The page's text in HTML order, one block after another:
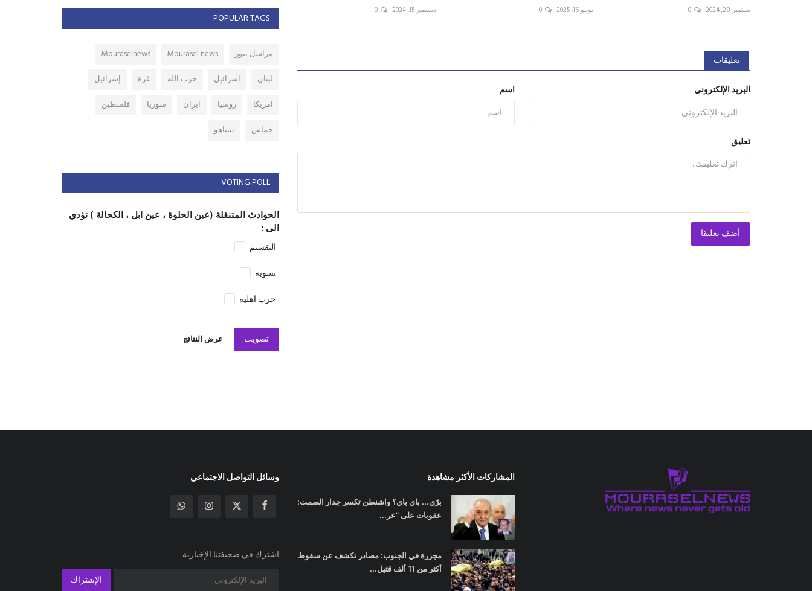
سبتمبر 28, 2024 0 يونيو 16, 2025 0 ديسمبر 15, 2024 0
تعليقات
اسم البريد الإلكتروني
تعليق
أضف تعليقا
POPULAR TAGS
مراسل نيوز Mourasel news
Mouraselnews
لبنان
اسرائيل حزب الله غزة
إسرائيل
امريكا
روسيا ايران سوريا
فلسطين
حماس
نتنياهو
VOTING POLL
الحوادث المتنقلة (عين الحلوة ، عين ابل ، الكحالة ) تؤدي
الى :
التقسيم
تسوية
حرب اهلية
تصويت عرض النتائج
المشاركات الأكثر مشاهدة
برّي... باي باي؟ واشنطن تكسر جدار الصمت:
عقوبات على "عر...
مجزرة في الجنوب: مصادر تكشف عن سقوط
أكثر من 11 ألف قتيل...
وسائل التواصل الاجتماعي
اشترك في صحيفتنا الإخبارية
الإشتراك